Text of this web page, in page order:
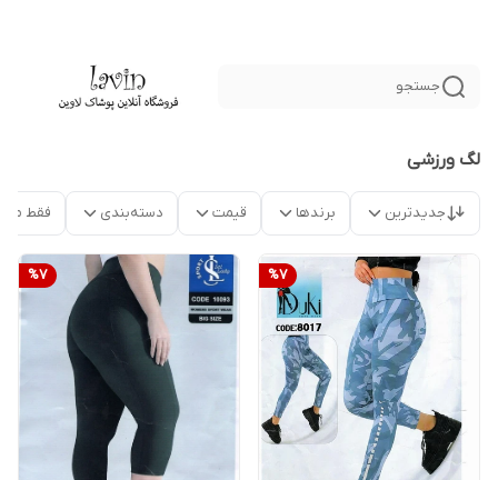
جستجو
لگ ورزشی
جدیدترین برندها قیمت دسته‌بندی فقط
%7
%7